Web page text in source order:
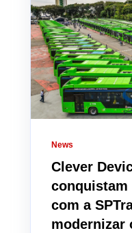
News
Clever
conquistam
com a
modernizar